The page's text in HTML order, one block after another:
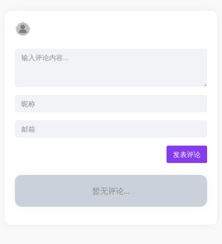
发表评论
暂无评论...